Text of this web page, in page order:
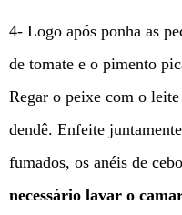
4- Logo após ponha as
de tomate e o pimento
Regar o peixe com o
dendê. Enfeite
fumados, os anéis de
necessário lavar o